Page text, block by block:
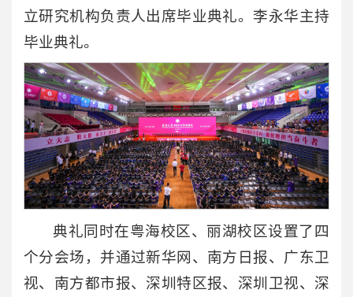
立研究机构负责人出席毕业典礼。李永华主持
毕业典礼。
典礼同时在粤海校区、丽湖校区设置了四
个分会场，并通过新华网、南方日报、广东卫
视、南方都市报、深圳特区报、深圳卫视、深